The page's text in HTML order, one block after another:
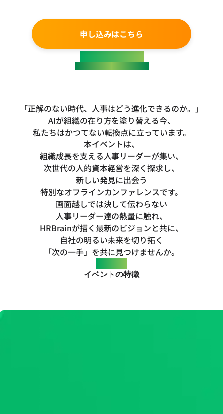
申し込みはこちら
HRBrain Unite 2026
「正解のない時代、人事はどう進化できるのか。」
AIが組織の在り方を塗り替える今、
私たちはかつてない転換点に立っています。
本イベントは、
組織成長を支える人事リーダーが集い、
次世代の人的資本経営を深く探求し、
新しい発見に出会う
特別なオフラインカンファレンスです。
画面越しでは決して伝わらない
人事リーダー達の熱量に触れ、
HRBrainが描く最新のビジョンと共に、
自社の明るい未来を切り拓く
「次の一手」を共に見つけませんか。
イベントの特徴